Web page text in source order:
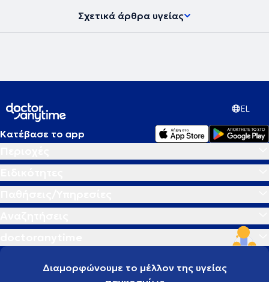
Σχετικά άρθρα υγείας
EL
Κατέβασε το app
Διαμορφώνουμε το μέλλον της υγείας